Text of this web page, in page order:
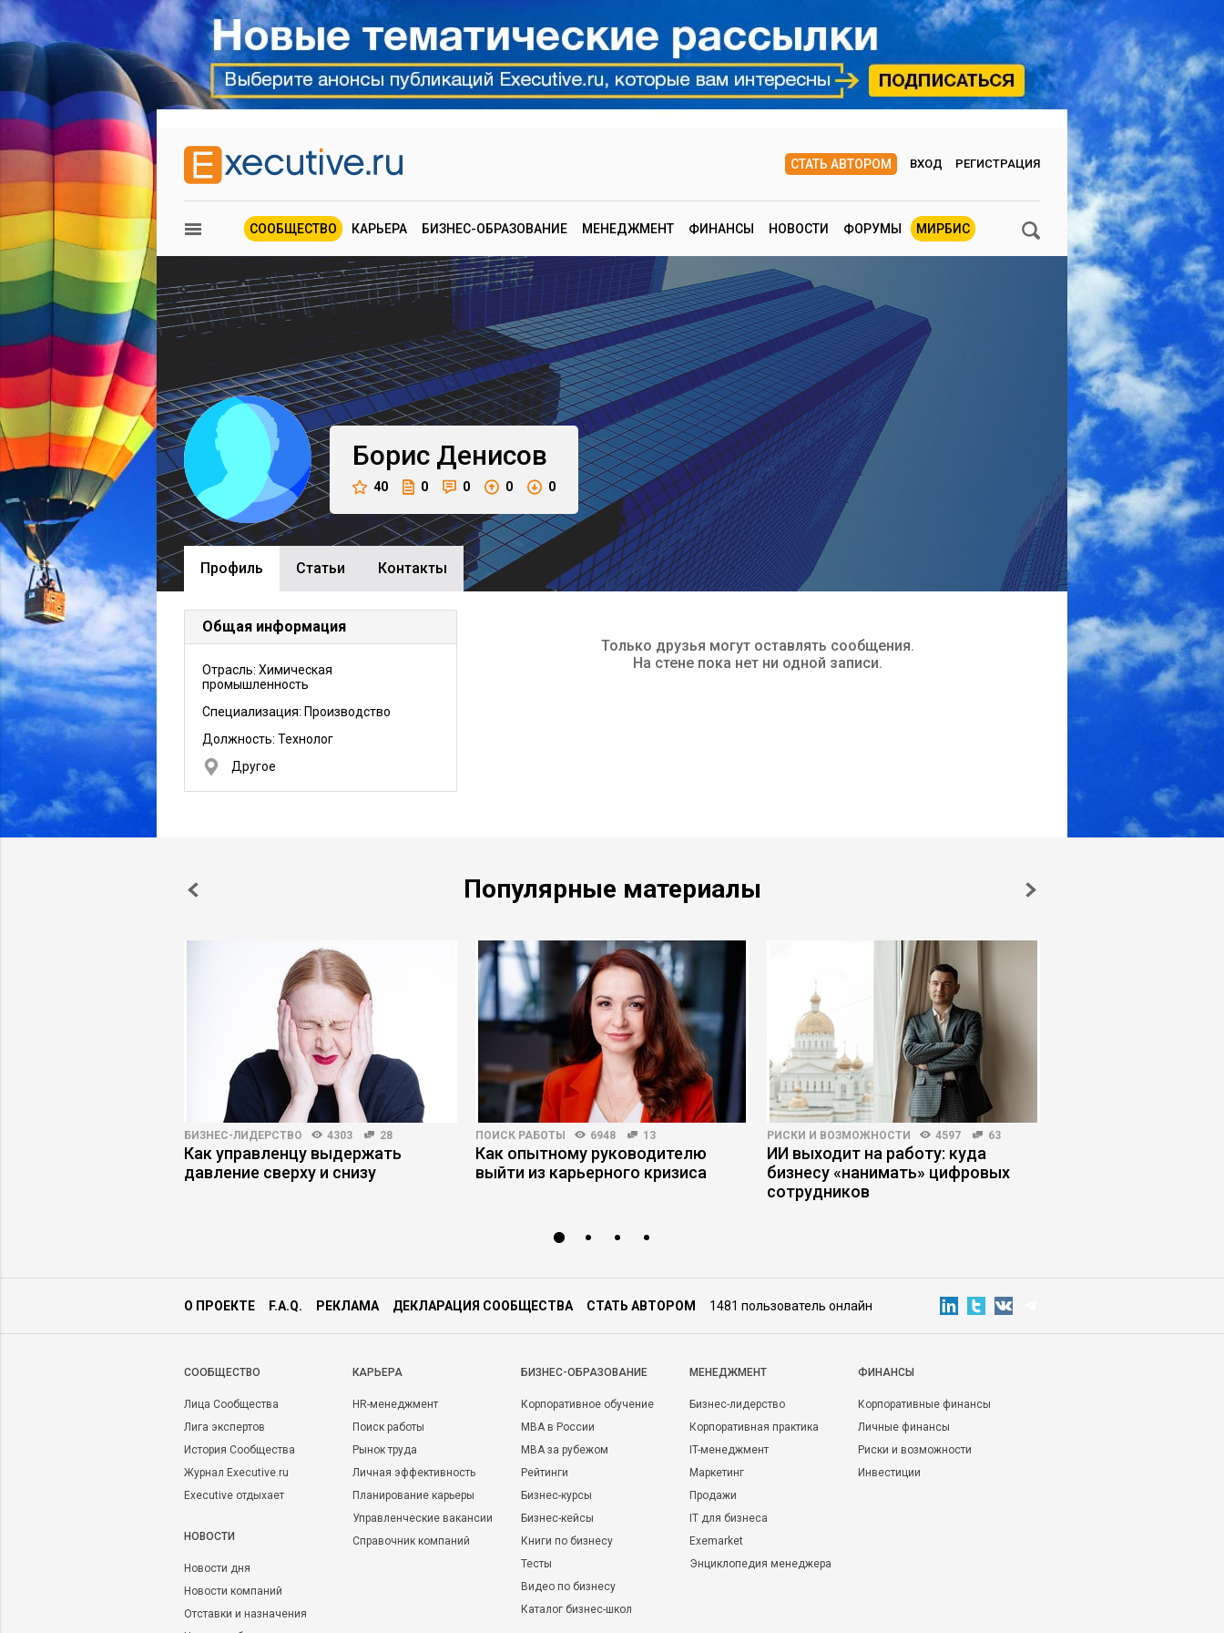
СТАТЬ АВТОРОМ ВХОД РЕГИСТРАЦИЯ
СООБЩЕСТВО КАРЬЕРА БИЗНЕС-ОБРАЗОВАНИЕ МЕНЕДЖМЕНТ ФИНАНСЫ НОВОСТИ ФОРУМЫ МИРБИС
Борис Денисов
40 0 0 0 0
Профиль Cтатьи Контакты
Общая информация
Отрасль: Химическая
промышленность
Специализация: Производство
Должность: Технолог
Другое
Только друзья могут оставлять сообщения.
На стене пока нет ни одной записи.
Популярные материалы
БИЗНЕС-ЛИДЕРСТВО 4303 28
Как управленцу выдержать
давление сверху и снизу
ПОИСК РАБОТЫ 6948 13
Как опытному руководителю
выйти из карьерного кризиса
РИСКИ И ВОЗМОЖНОСТИ 4597 63
ИИ выходит на работу: куда
бизнесу «нанимать» цифровых
сотрудников
О ПРОЕКТЕ F.A.Q. РЕКЛАМА ДЕКЛАРАЦИЯ СООБЩЕСТВА СТАТЬ АВТОРОМ 1481 пользователь онлайн
CООБЩЕСТВО
Лица Сообщества
Лига экспертов
История Сообщества
Журнал Executive.ru
Executive отдыхает
НОВОСТИ
Новости дня
Новости компаний
Отставки и назначения
КАРЬЕРА
HR-менеджмент
Поиск работы
Рынок труда
Личная эффективность
Планирование карьеры
Управленческие вакансии
Справочник компаний
БИЗНЕС-ОБРАЗОВАНИЕ
Корпоративное обучение
MBA в России
MBA за рубежом
Рейтинги
Бизнес-курсы
Бизнес-кейсы
Книги по бизнесу
Тесты
Видео по бизнесу
Каталог бизнес-школ
МЕНЕДЖМЕНТ
Бизнес-лидерство
Корпоративная практика
IT-менеджмент
Маркетинг
Продажи
IT для бизнеса
Exemarket
Энциклопедия менеджера
ФИНАНСЫ
Корпоративные финансы
Личные финансы
Риски и возможности
Инвестиции